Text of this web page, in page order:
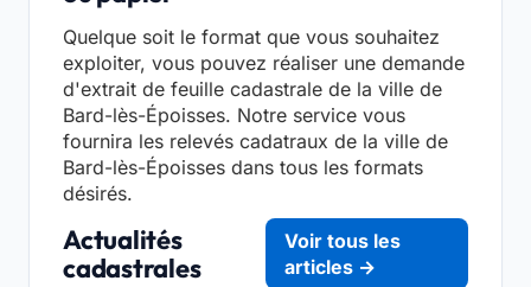
Quelque soit le format que vous souhaitez
exploiter, vous pouvez réaliser une demande
d'extrait de feuille cadastrale de la ville de
Bard-lès-Époisses. Notre service vous
fournira les relevés cadatraux de la ville de
Bard-lès-Époisses dans tous les formats
désirés.
Actualités
cadastrales
Voir tous les
articles →